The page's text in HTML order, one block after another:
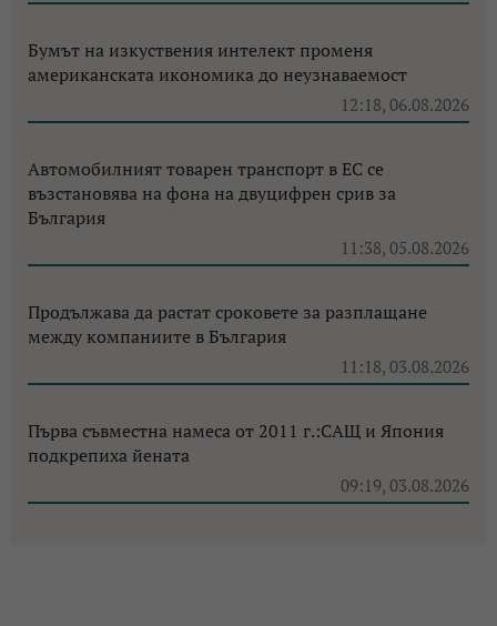
Бумът на изкуствения интелект променя
американската икономика до неузнаваемост
12:18, 06.08.2026
Автомобилният товарен транспорт в ЕС се
възстановява на фона на двуцифрен срив за
България
11:38, 05.08.2026
Продължава да растат сроковете за разплащане
между компаниите в България
11:18, 03.08.2026
Първа съвместна намеса от 2011 г.:САЩ и Япония
подкрепиха йената
09:19, 03.08.2026